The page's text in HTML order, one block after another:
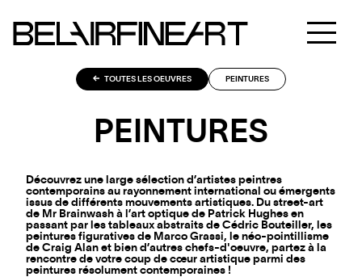
TOUTES LES OEUVRES PEINTURES
PEINTURES
Découvrez une large sélection d’artistes peintres
contemporains au rayonnement international ou émergents
issus de différents mouvements artistiques. Du street-art
de Mr Brainwash à l’art optique de Patrick Hughes en
passant par les tableaux abstraits de Cédric Bouteiller, les
peintures figuratives de Marco Grassi, le néo-pointillisme
de Craig Alan et bien d’autres chefs-d'oeuvre, partez à la
rencontre de votre coup de cœur artistique parmi des
peintures résolument contemporaines !